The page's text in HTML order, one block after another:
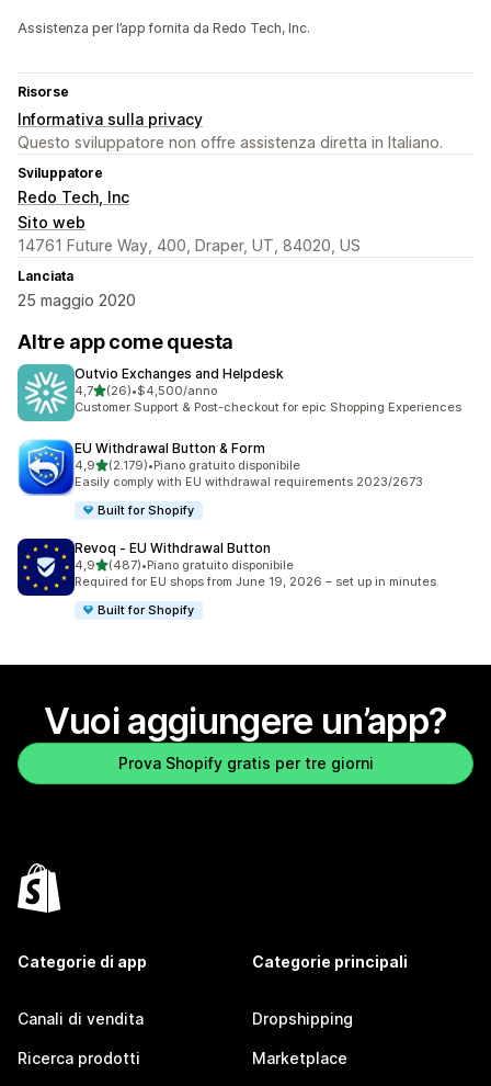
Assistenza per l’app fornita da Redo Tech, Inc.
Risorse
Informativa sulla privacy
Questo sviluppatore non offre assistenza diretta in Italiano.
Sviluppatore
Redo Tech, Inc
Sito web
14761 Future Way, 400, Draper, UT, 84020, US
Lanciata
25 maggio 2020
Altre app come questa
Outvio Exchanges and Helpdesk
4,7stelle su 5
(26)
26 recensioni totali
•$4,500/anno
Customer Support & Post-checkout for epic Shopping Experiences
EU Withdrawal Button & Form
4,9stelle su 5
(2.179)
2179 recensioni totali
•Piano gratuito disponibile
Easily comply with EU withdrawal requirements 2023/2673
Built for Shopify
Revoq ‑ EU Withdrawal Button
4,9stelle su 5
(487)
487 recensioni totali
•Piano gratuito disponibile
Required for EU shops from June 19, 2026 – set up in minutes.
Built for Shopify
Vuoi aggiungere un’app?
Prova Shopify gratis per tre giorni
Categorie di app
Canali di vendita
Ricerca prodotti
Categorie principali
Dropshipping
Marketplace